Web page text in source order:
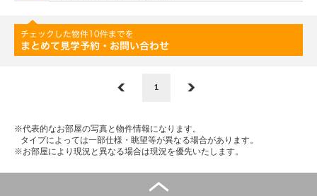
1
※代表的なお部屋の写真と物件情報になります。
タイプによっては一部仕様・眺望等が異なる場合があります。
※お部屋により現況と異なる場合は現況を優先いたします。